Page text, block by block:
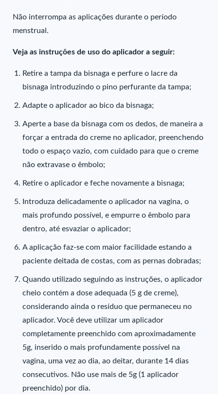
Não interrompa as aplicações durante o período
menstrual.
Veja as instruções de uso do aplicador a seguir:
Retire a tampa da bisnaga e perfure o lacre da
bisnaga introduzindo o pino perfurante da tampa;
Adapte o aplicador ao bico da bisnaga;
Aperte a base da bisnaga com os dedos, de maneira a
forçar a entrada do creme no aplicador, preenchendo
todo o espaço vazio, com cuidado para que o creme
não extravase o êmbolo;
Retire o aplicador e feche novamente a bisnaga;
Introduza delicadamente o aplicador na vagina, o
mais profundo possível, e empurre o êmbolo para
dentro, até esvaziar o aplicador;
A aplicação faz-se com maior facilidade estando a
paciente deitada de costas, com as pernas dobradas;
Quando utilizado seguindo as instruções, o aplicador
cheio contém a dose adequada (5 g de creme),
considerando ainda o resíduo que permaneceu no
aplicador. Você deve utilizar um aplicador
completamente preenchido com aproximadamente
5g, inserido o mais profundamente possível na
vagina, uma vez ao dia, ao deitar, durante 14 dias
consecutivos. Não use mais de 5g (1 aplicador
preenchido) por dia.